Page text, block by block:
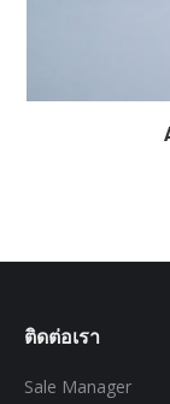
ติดต่อเรา
Sale Manager